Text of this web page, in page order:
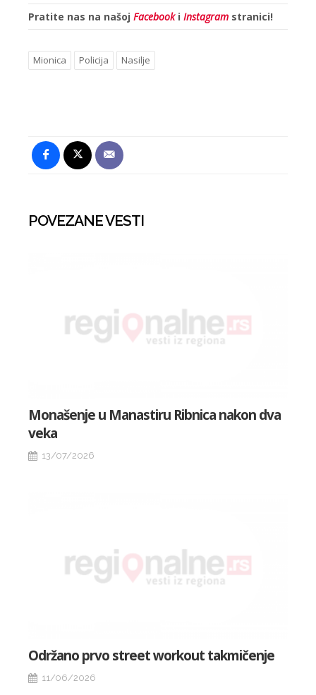
Pratite nas na našoj Facebooki Instagram stranici!
Mionica Policija Nasilje
POVEZANE VESTI
Monašenje u Manastiru Ribnica nakon dva
veka
13/07/2026
Održano prvo street workout takmičenje
11/06/2026